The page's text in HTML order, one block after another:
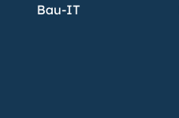
Bau-IT